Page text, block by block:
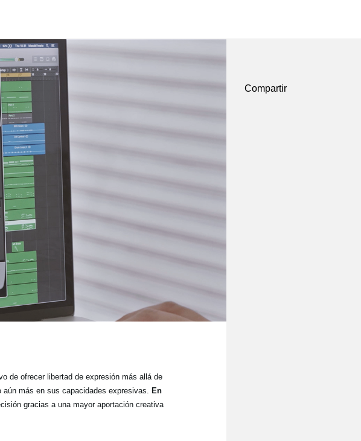
de ofrecer libertad de expresión más allá de
más en sus capacidades expresivas. En
gracias a una mayor aportación creativa
Compartir